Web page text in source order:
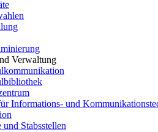
Verwaltung
Informations- und
und Stabsstellen